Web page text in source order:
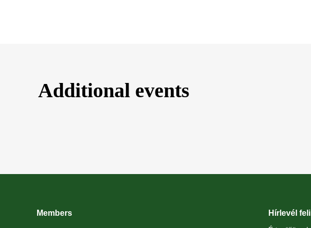
Additional events
Members Hírlevél